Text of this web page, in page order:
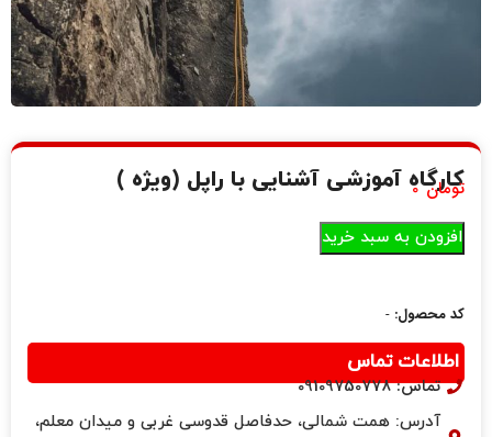
کارگاه آموزشی آشنایی با راپل (ویژه )
تومان 0
افزودن به سبد خرید
کد محصول: -
اطلاعات تماس
تماس: 09109750778
آدرس: همت شمالی، حدفاصل قدوسی غربی و میدان معلم،